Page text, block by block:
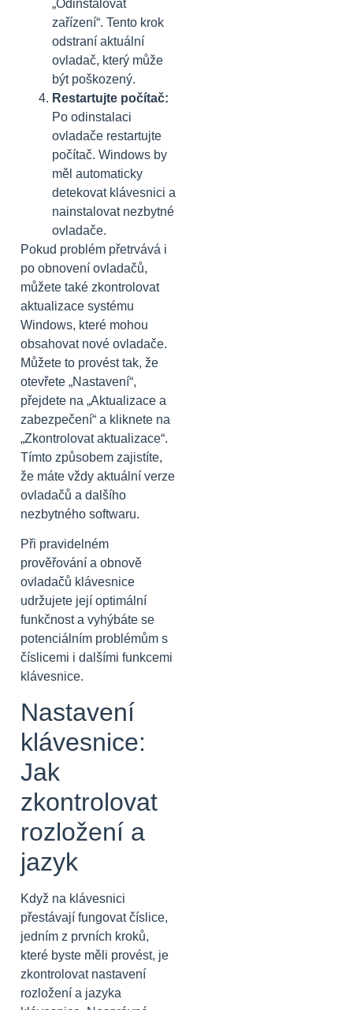
„Odinstalovat
zařízení“. Tento krok
odstraní aktuální
ovladač, který může
být poškozený.
Restartujte počítač:
Po odinstalaci
ovladače restartujte
počítač. Windows by
měl automaticky
detekovat klávesnici a
nainstalovat nezbytné
ovladače.
Pokud problém přetrvává i
po obnovení ovladačů,
můžete také zkontrolovat
aktualizace systému
Windows, které mohou
obsahovat nové ovladače.
Můžete to provést tak, že
otevřete „Nastavení“,
přejdete na „Aktualizace a
zabezpečení“ a kliknete na
„Zkontrolovat aktualizace“.
Tímto způsobem zajistíte,
že máte vždy aktuální verze
ovladačů a dalšího
nezbytného softwaru.
Při pravidelném
prověřování a obnově
ovladačů klávesnice
udržujete její optimální
funkčnost a vyhýbáte se
potenciálním problémům s
číslicemi i dalšími funkcemi
klávesnice.
Nastavení
klávesnice:
Jak
zkontrolovat
rozložení a
jazyk
Když na klávesnici
přestávají fungovat číslice,
jedním z prvních kroků,
které byste měli provést, je
zkontrolovat nastavení
rozložení a jazyka